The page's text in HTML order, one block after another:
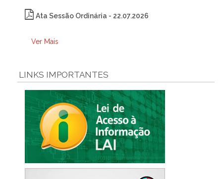
Ata Sessão Ordinária - 22.07.2026
Ver Mais
LINKS IMPORTANTES